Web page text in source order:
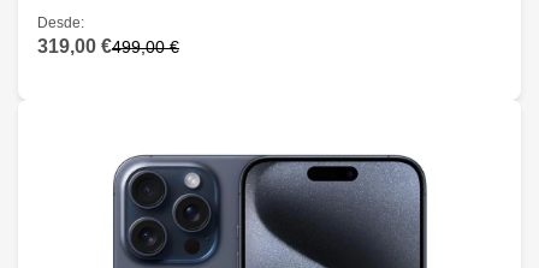
Desde:
319,00 €499,00 €